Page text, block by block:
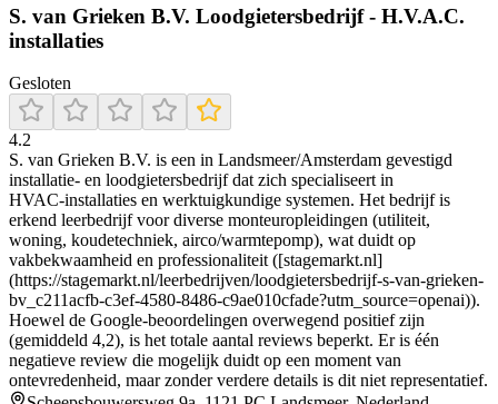
S. van Grieken B.V. Loodgietersbedrijf - H.V.A.C.
installaties
Gesloten
4.2
S. van Grieken B.V. is een in Landsmeer/Amsterdam gevestigd
installatie‑ en loodgietersbedrijf dat zich specialiseert in
HVAC‑installaties en werktuigkundige systemen. Het bedrijf is
erkend leerbedrijf voor diverse monteuropleidingen (utiliteit,
woning, koudetechniek, airco/warmtepomp), wat duidt op
vakbekwaamheid en professionaliteit ([stagemarkt.nl]
(https://stagemarkt.nl/leerbedrijven/loodgietersbedrijf-s-van-grieken-
bv_c211acfb-c3ef-4580-8486-c9ae010cfade?utm_source=openai)).
Hoewel de Google‑beoordelingen overwegend positief zijn
(gemiddeld 4,2), is het totale aantal reviews beperkt. Er is één
negatieve review die mogelijk duidt op een moment van
ontevredenheid, maar zonder verdere details is dit niet representatief.